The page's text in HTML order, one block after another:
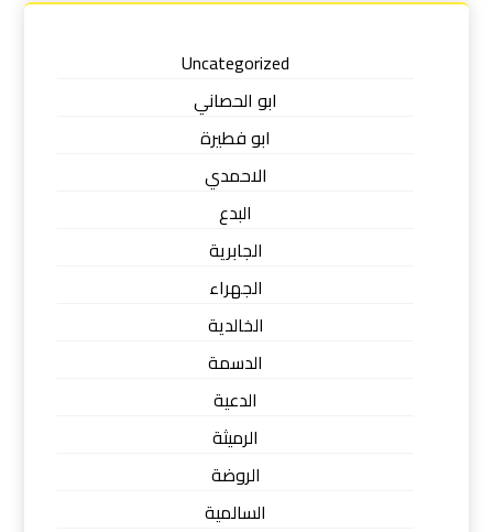
Uncategorized
ابو الحصاني
ابو فطيرة
الاحمدي
البدع
الجابرية
الجهراء
الخالدية
الدسمة
الدعية
الرميثة
الروضة
السالمية